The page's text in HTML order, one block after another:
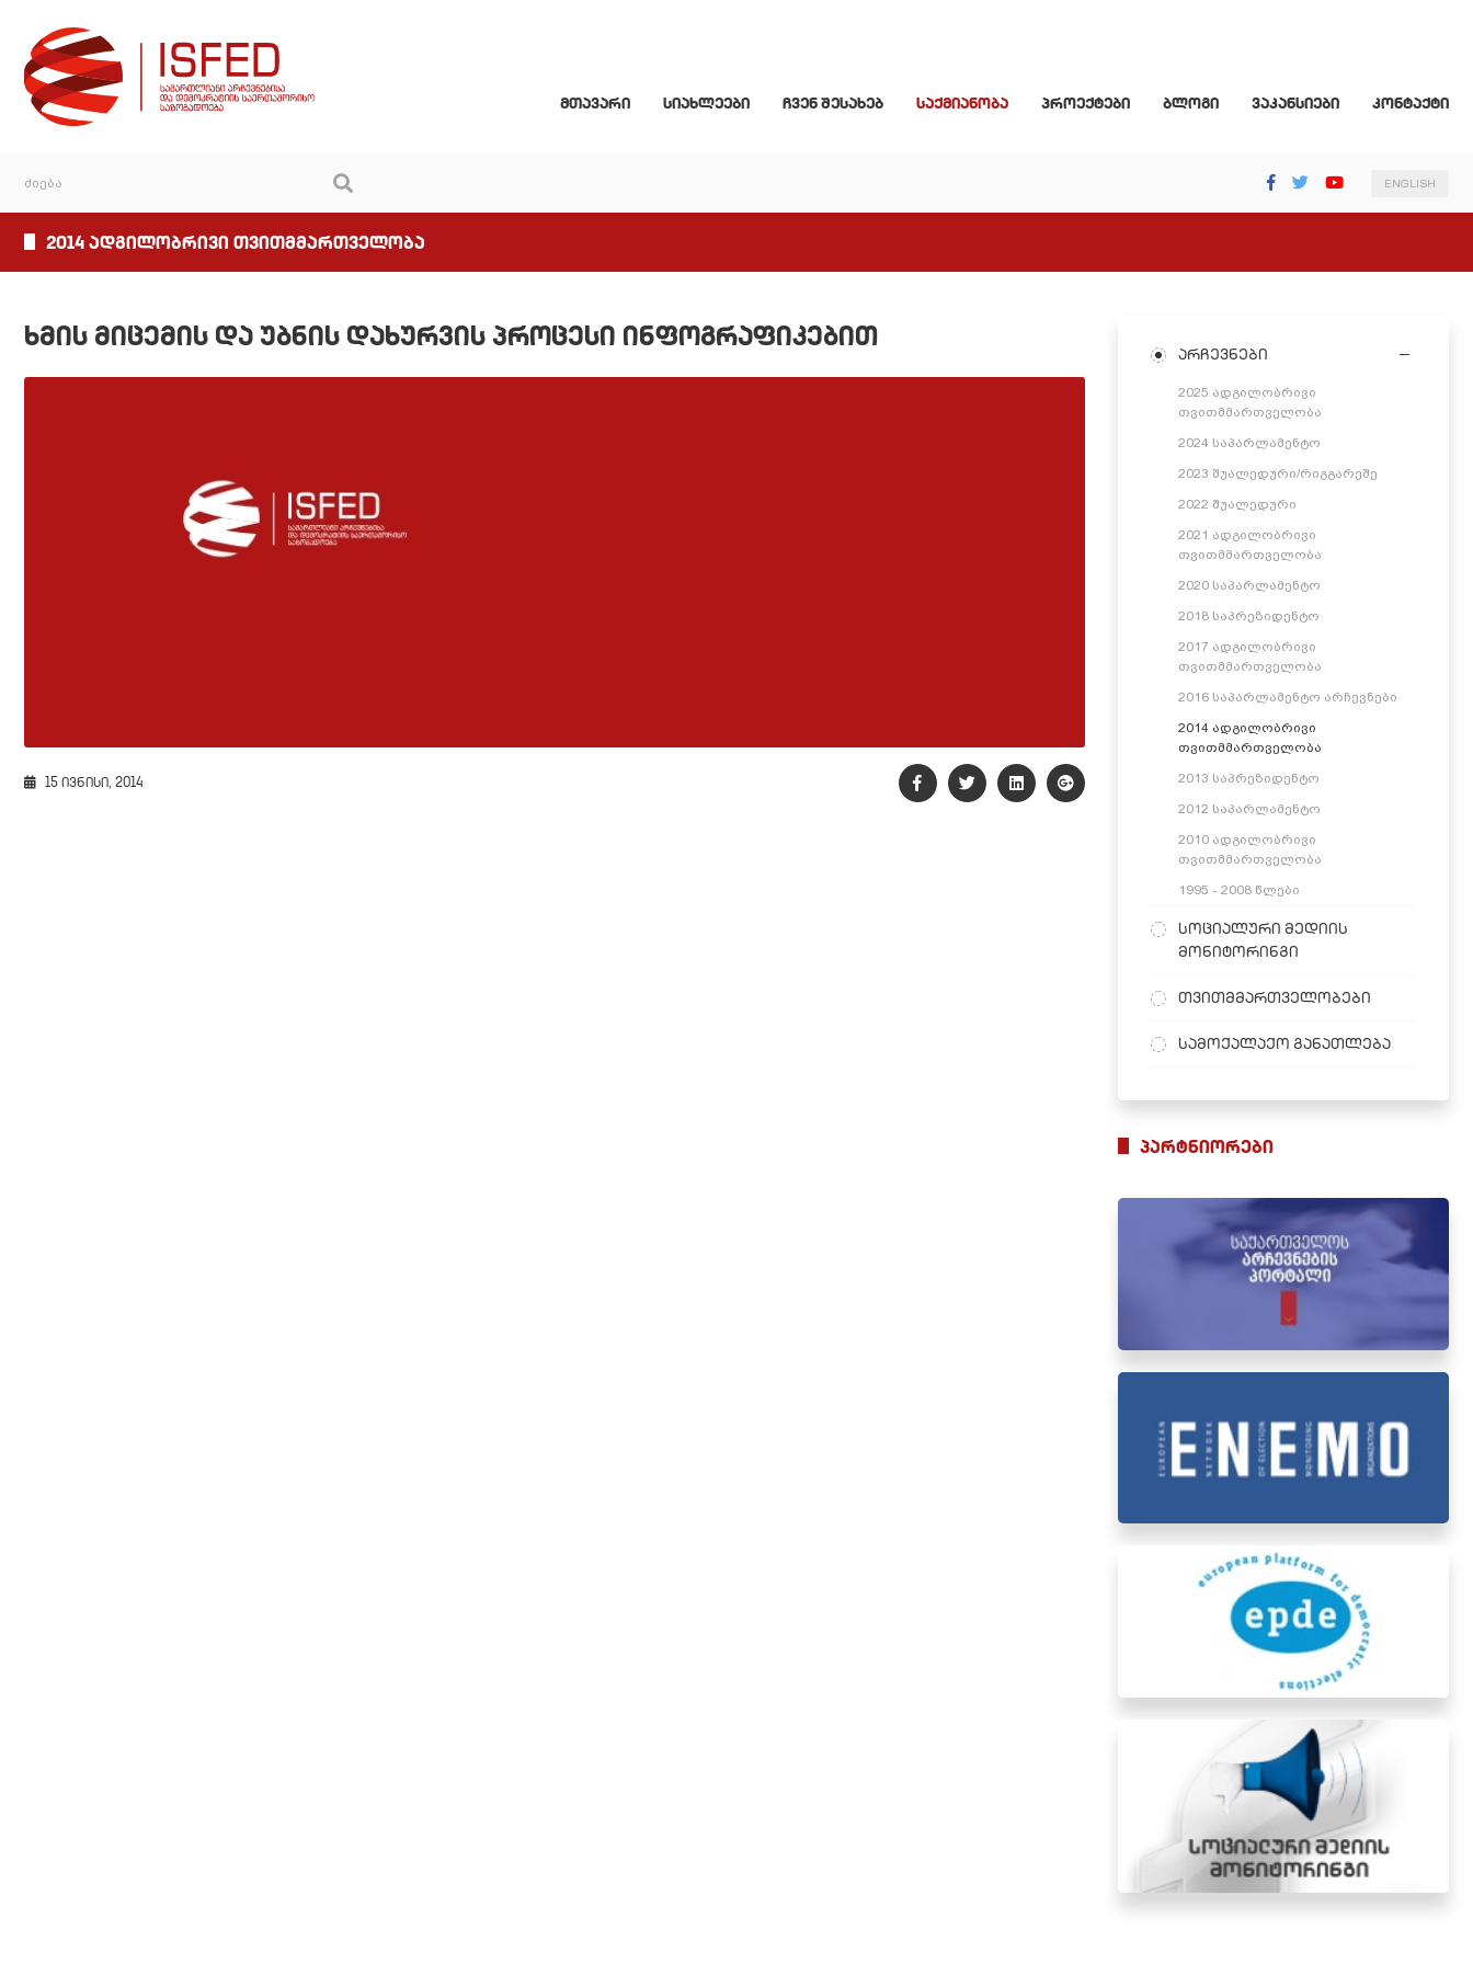
მთავარი სიახლეები ჩვენ შესახებ საქმიანობა პროექტები ბლოგი ვაკანსიები კონტაქტი
ENGLISH
2014 ადგილობრივი თვითმმართველობა
ხმის მიცემის და უბნის დახურვის პროცესი ინფოგრაფიკებით
15 ივნისი, 2014
არჩევნები
2025 ადგილობრივი
თვითმმართველობა
2024 საპარლამენტო
2023 შუალედური/რიგგარეშე
2022 შუალედური
2021 ადგილობრივი
თვითმმართველობა
2020 საპარლამენტო
2018 საპრეზიდენტო
2017 ადგილობრივი
თვითმმართველობა
2016 საპარლამენტო არჩევნები
2014 ადგილობრივი
თვითმმართველობა
2013 საპრეზიდენტო
2012 საპარლამენტო
2010 ადგილობრივი
თვითმმართველობა
1995 - 2008 წლები
სოციალური მედიის
მონიტორინგი
თვითმმართველობები
სამოქალაქო განათლება
პარტნიორები